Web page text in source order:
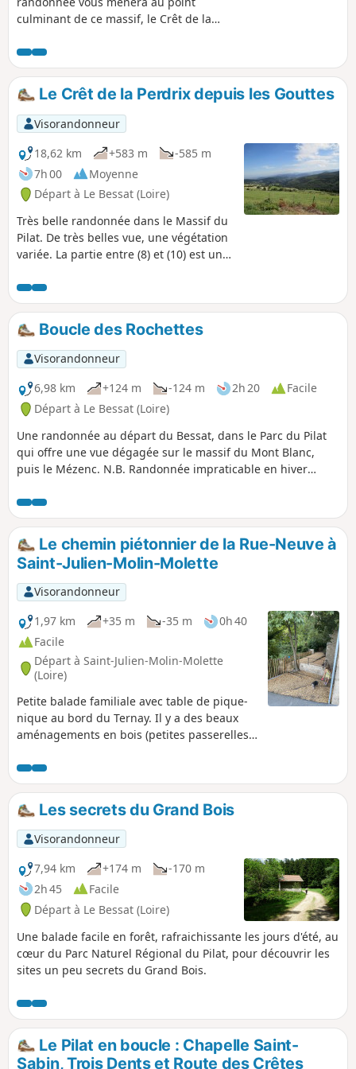
culminant de ce massif, le Crêt de la
jusqu'au saut du Gier, jolie cascade, non
loin de la Jasserie, d'où cette rivière
prend sa source. Le chemin vous fera
passer dans des forêts majestueuses où
de grands arbres vous préserveront des
rayons du soleil en été.
Le Crêt de la Perdrix depuis les Gouttes
Visorandonneur
18,62 km
+583 m
-585 m
7h 00
Moyenne
Départ à Le Bessat (Loire)
Très belle randonnée dans le Massif du
Pilat. De très belles vue, une végétation
variée. La partie entre (8) et (10) est un
vous pourrez cueillir des framboises ou
des mûres.
Boucle des Rochettes
Visorandonneur
6,98 km
+124 m -124 m 2h 20
Facile
Départ à Le Bessat (Loire)
Une randonnée au départ du Bessat, dans le Parc du Pilat
qui offre une vue dégagée sur le massif du Mont Blanc,
puis le Mézenc. N.B. Randonnée impraticable en hiver
Le chemin piétonnier de la Rue-Neuve à
Saint-Julien-Molin-Molette
Visorandonneur
1,97 km
+35 m -35 m
0h 40
Facile
Départ à Saint-Julien-Molin-Molette
(Loire)
Petite balade familiale avec table de pique-
nique au bord du Ternay. Il y a des beaux
aménagements en bois (petites passerelles)
Les secrets du Grand Bois
Visorandonneur
7,94 km
+174 m
-170 m
2h 45
Facile
Départ à Le Bessat (Loire)
Une balade facile en forêt, rafraichissante les jours d'été, au
cœur du Parc Naturel Régional du Pilat, pour découvrir les
sites un peu secrets du Grand Bois.
Le Pilat en boucle : Chapelle Saint-
Sabin, Trois Dents et Route des Crêtes